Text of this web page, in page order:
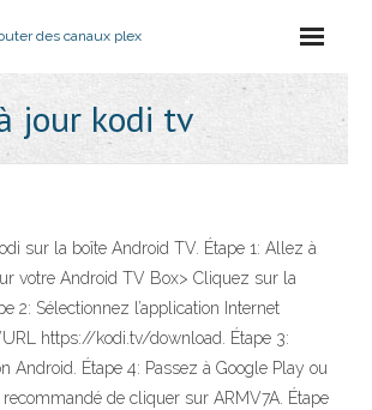
des canaux plex
jour kodi tv
sur la boîte Android TV. Étape 1: Allez à
votre Android TV Box> Cliquez sur la
2: Sélectionnez l’application Internet
https://kodi.tv/download. Étape 3:
Android. Étape 4: Passez à Google Play ou
de cliquer sur ARMV7A. Étape